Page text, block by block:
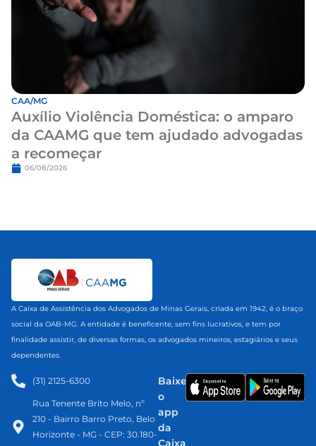
CAA/MG
Auxílio Violência Doméstica: o amparo
da CAAMG que tem ajudado advogadas
a recomeçar
06/08/2026
A Caixa de Assistência dos Advogados de Minas Gerais, criada em 1942, é o braço
social da OAB-MG. A entidade é beneficente, sem fins lucrativos, e tem por
finalidade assistir, de diversas formas, os advogados mineiros, estagiários e seus
dependentes.
(31) 2125-6300​
Rua Tenente Brito Melo, nº
210 - Bairro Barro Preto, Belo
Horizonte - MG - CEP: 30.180-
Baixe
o
app
da
Caixa